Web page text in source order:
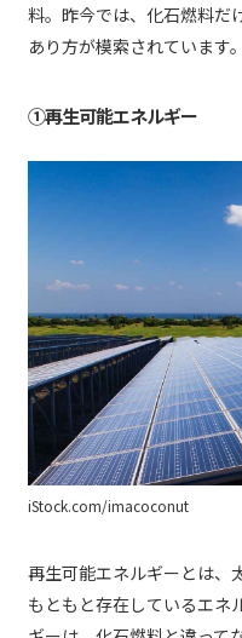
料。昨今では、化石燃料だ
あり方が模索されています。
①再生可能エネルギー
iStock.com/imacoconut
再生可能エネルギーとは、
もともと存在しているエネ